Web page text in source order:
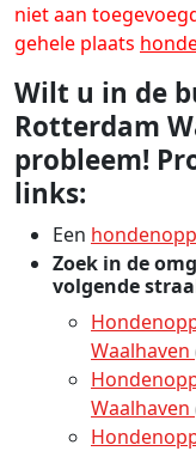
niet aan
gehele plaats
Wilt u in de
Rotterdam
probleem!
links:
Een
Zoek in de
volgende
Waalhaven
Waalhaven